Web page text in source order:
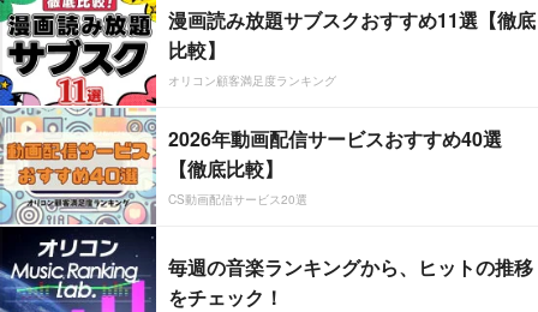
漫画読み放題サブスクおすすめ11選【徹底
比較】
オリコン顧客満足度ランキング
2026年動画配信サービスおすすめ40選
【徹底比較】
CS動画配信サービス20選
毎週の音楽ランキングから、ヒットの推移
をチェック！